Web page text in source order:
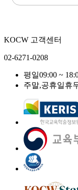
KOCW 고객센터
02-6271-0208
평일09:00 ~
주말,공휴일휴